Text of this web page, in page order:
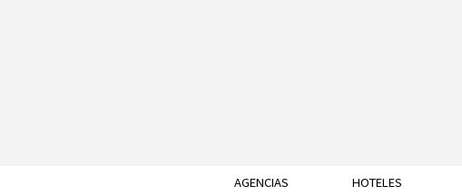
AGENCIAS HOTELES